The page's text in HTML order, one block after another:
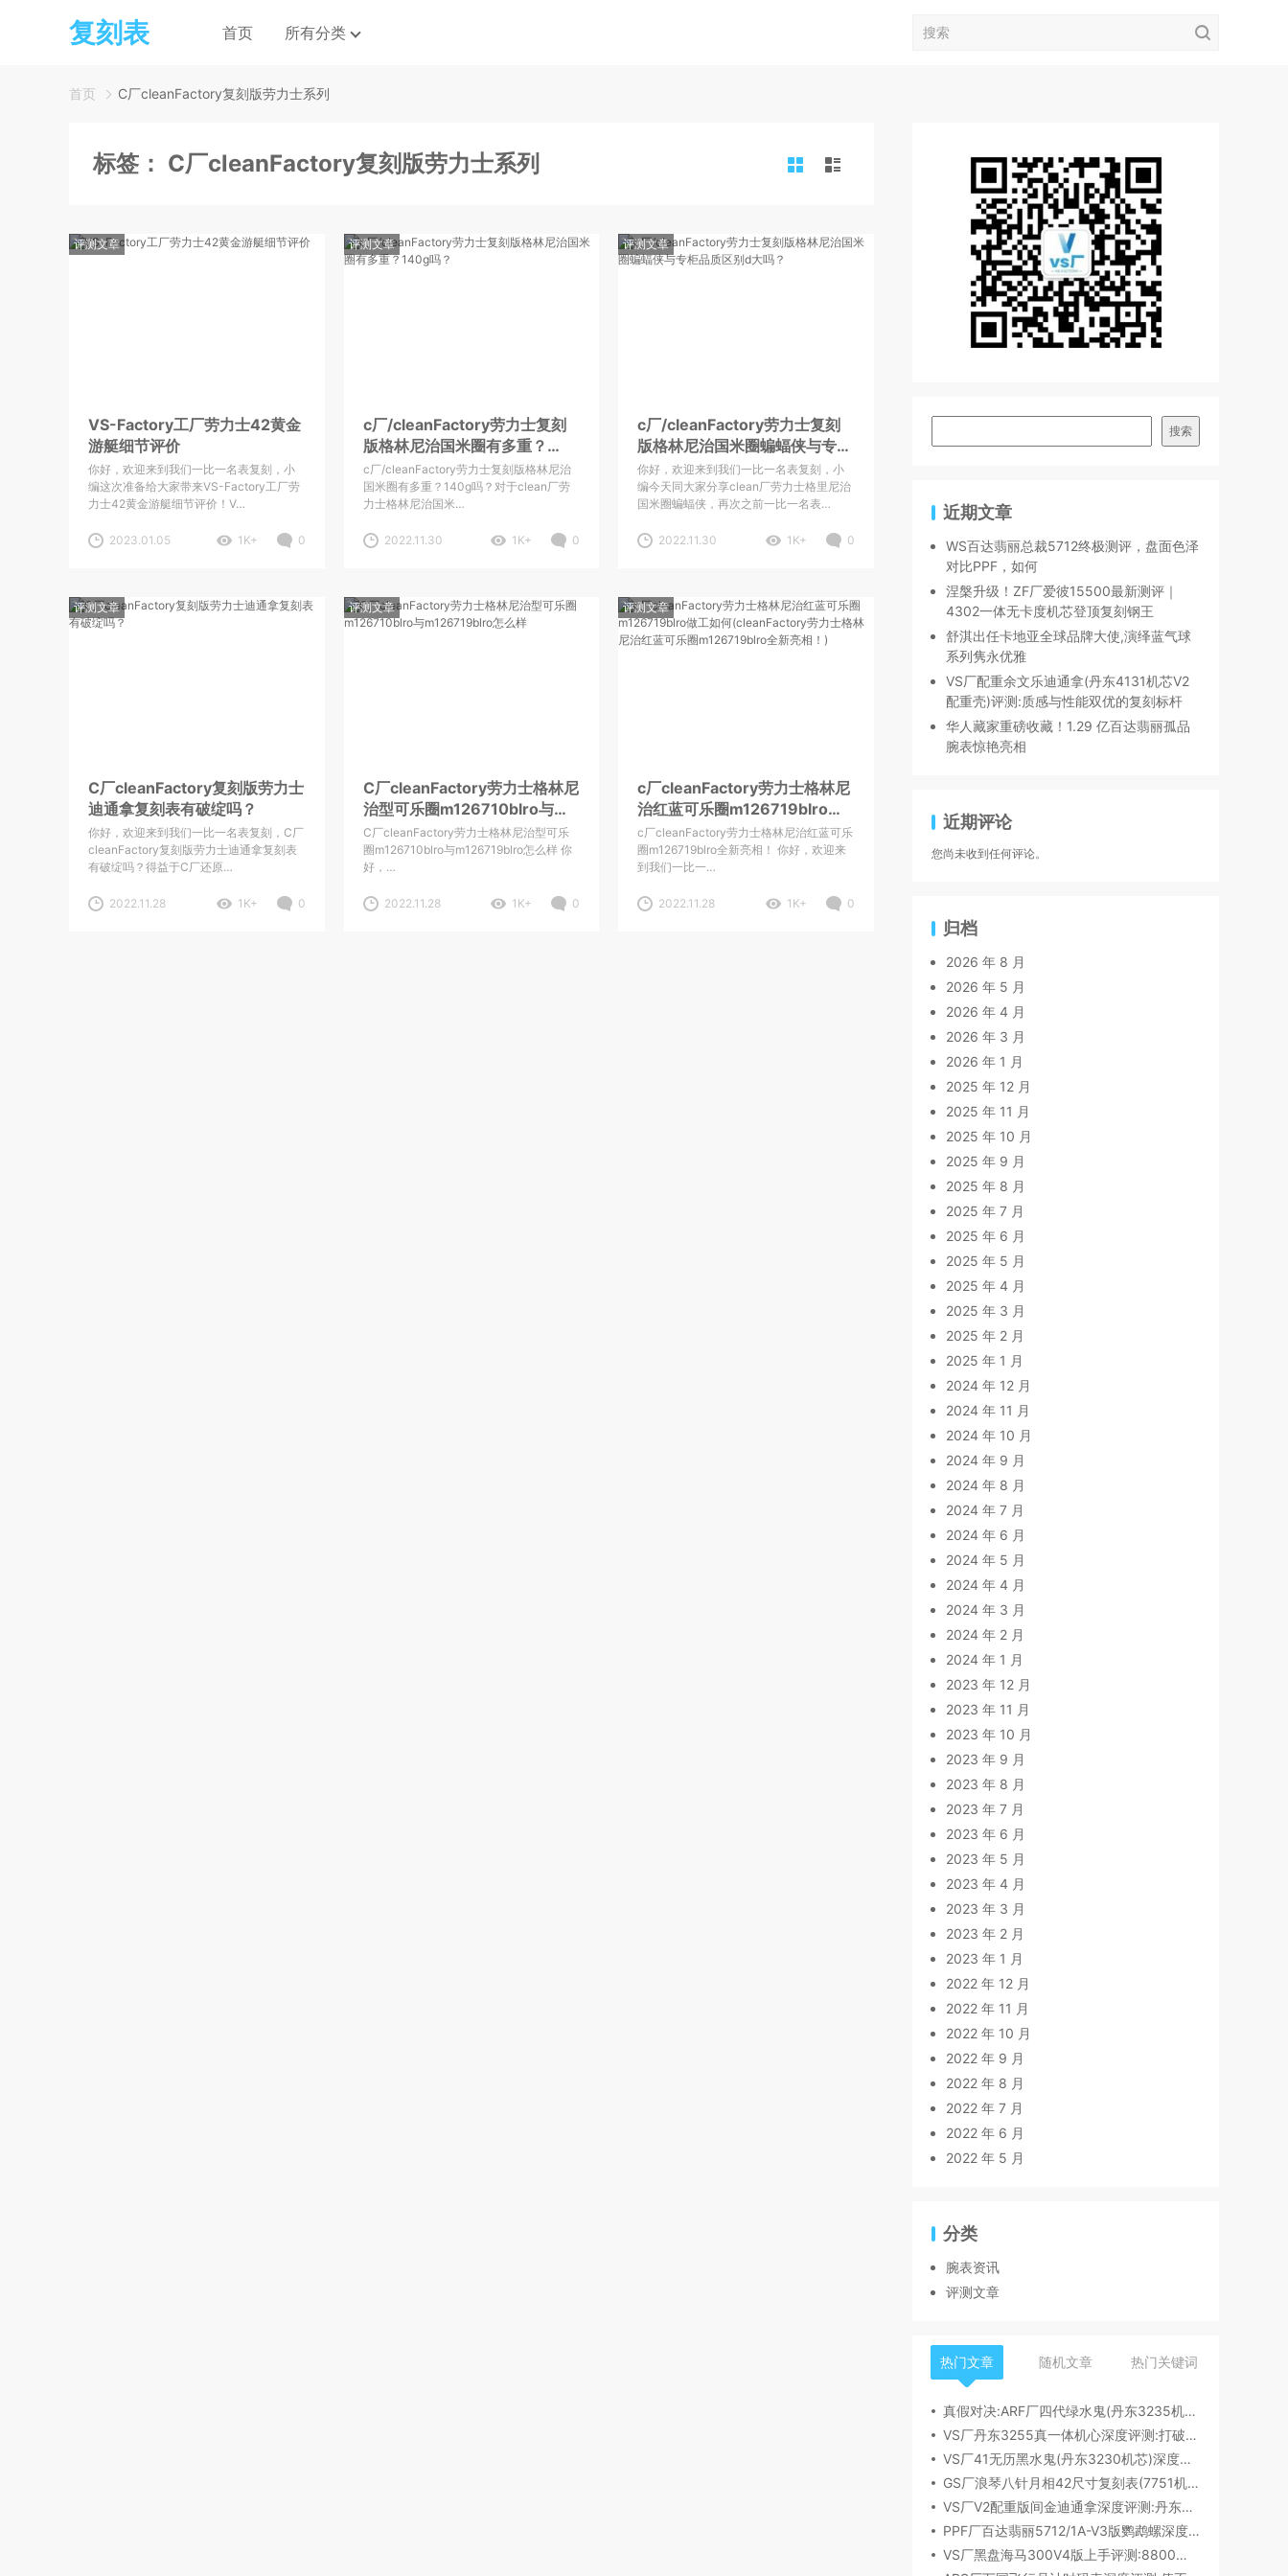
复刻表 首页 所有分类
首页 C厂cleanFactory复刻版劳力士系列
标签： C厂cleanFactory复刻版劳力士系列
评测文章
VS-Factory工厂劳力士42黄金
游艇细节评价
你好，欢迎来到我们一比一名表复刻，小
编这次准备给大家带来VS-Factory工厂劳
力士42黄金游艇细节评价！V…
2023.01.05 1K+ 0
评测文章
c厂/cleanFactory劳力士复刻
版格林尼治国米圈有多重？
140g吗？
c厂/cleanFactory劳力士复刻版格林尼治
国米圈有多重？140g吗？对于clean厂劳
力士格林尼治国米…
2022.11.30 1K+ 0
评测文章
c厂/cleanFactory劳力士复刻
版格林尼治国米圈蝙蝠侠与专柜
品质区别d大吗？
你好，欢迎来到我们一比一名表复刻，小
编今天同大家分享clean厂劳力士格里尼治
国米圈蝙蝠侠，再次之前一比一名表…
2022.11.30 1K+ 0
评测文章
C厂cleanFactory复刻版劳力士
迪通拿复刻表有破绽吗？
你好，欢迎来到我们一比一名表复刻，C厂
cleanFactory复刻版劳力士迪通拿复刻表
有破绽吗？得益于C厂还原…
2022.11.28 1K+ 0
评测文章
C厂cleanFactory劳力士格林尼
治型可乐圈m126710blro与
m126719blro怎么样
C厂cleanFactory劳力士格林尼治型可乐
圈m126710blro与m126719blro怎么样 你
好，…
2022.11.28 1K+ 0
评测文章
c厂cleanFactory劳力士格林尼
治红蓝可乐圈m126719blro做
工如何(cleanFactory劳力士格
林尼治红蓝可乐圈
m126719blro全新亮相！)
c厂cleanFactory劳力士格林尼治红蓝可乐
圈m126719blro全新亮相！ 你好，欢迎来
到我们一比一…
2022.11.28 1K+ 0
搜索
近期文章
WS百达翡丽总裁5712终极测评，盘面色泽
对比PPF，如何
涅槃升级！ZF厂爱彼15500最新测评｜
4302一体无卡度机芯登顶复刻钢王
舒淇出任卡地亚全球品牌大使,演绎蓝气球
系列隽永优雅
VS厂配重余文乐迪通拿(丹东4131机芯V2
配重壳)评测:质感与性能双优的复刻标杆
华人藏家重磅收藏！1.29 亿百达翡丽孤品
腕表惊艳亮相
近期评论
您尚未收到任何评论。
归档
2026 年 8 月
2026 年 5 月
2026 年 4 月
2026 年 3 月
2026 年 1 月
2025 年 12 月
2025 年 11 月
2025 年 10 月
2025 年 9 月
2025 年 8 月
2025 年 7 月
2025 年 6 月
2025 年 5 月
2025 年 4 月
2025 年 3 月
2025 年 2 月
2025 年 1 月
2024 年 12 月
2024 年 11 月
2024 年 10 月
2024 年 9 月
2024 年 8 月
2024 年 7 月
2024 年 6 月
2024 年 5 月
2024 年 4 月
2024 年 3 月
2024 年 2 月
2024 年 1 月
2023 年 12 月
2023 年 11 月
2023 年 10 月
2023 年 9 月
2023 年 8 月
2023 年 7 月
2023 年 6 月
2023 年 5 月
2023 年 4 月
2023 年 3 月
2023 年 2 月
2023 年 1 月
2022 年 12 月
2022 年 11 月
2022 年 10 月
2022 年 9 月
2022 年 8 月
2022 年 7 月
2022 年 6 月
2022 年 5 月
分类
腕表资讯
评测文章
热门文章 随机文章 热门关键词
真假对决:ARF厂四代绿水鬼(丹东3235机芯)深度评测
VS厂丹东3255真一体机心深度评测:打破市场乱象,重塑复刻机芯新标杆​
VS厂41无历黑水鬼(丹东3230机芯)深度评测:性能与破绽全解析
GS厂浪琴八针月相42尺寸复刻表(7751机芯)细节全析
VS厂V2配重版间金迪通拿深度评测:丹东4131机芯加持下的165克精密之作​
PPF厂百达翡丽5712/1A-V3版鹦鹉螺深度评测:细节升级直击正品
VS厂黑盘海马300V4版上手评测:8800一体机芯加持,复刻天花板实至名归?